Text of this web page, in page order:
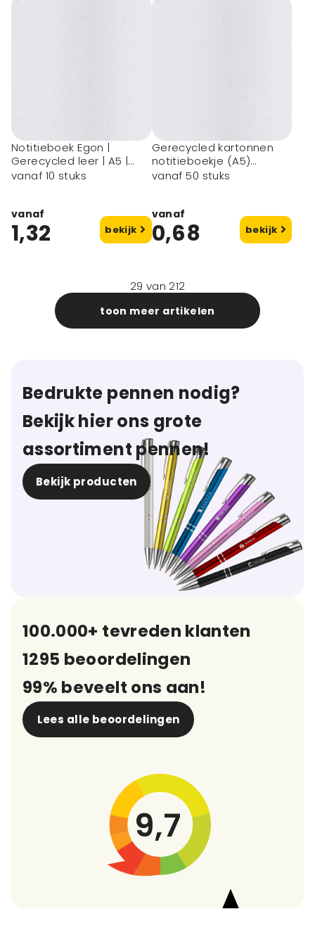
Notitieboek Egon |
Gerecycled leer | A5 |
Gelinieerd
vanaf 10 stuks
vanaf
1,32 bekijk
Gerecycled kartonnen
notitieboekje (A5)
Theodore
vanaf 50 stuks
vanaf
0,68 bekijk
29 van 212
toon meer artikelen
Bedrukte pennen nodig?
Bekijk hier ons grote
assortiment pennen!
Bekijk producten
100.000+ tevreden klanten
1295 beoordelingen
99% beveelt ons aan!
Lees alle beoordelingen
9,7